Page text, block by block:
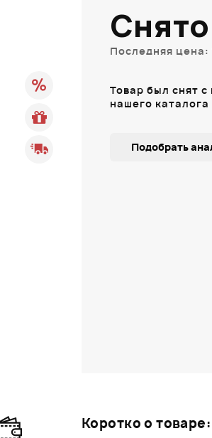
Коротко о товаре:
Последняя цена:
Товар был снят
нашего каталога
Подобрать